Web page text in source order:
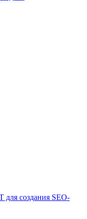
для создания SEO-